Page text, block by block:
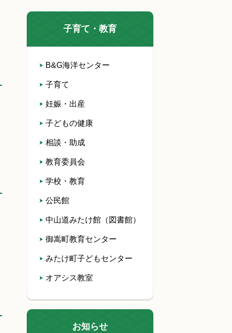
子育て・教育
B&G海洋センター
子育て
妊娠・出産
子どもの健康
相談・助成
教育委員会
学校・教育
公民館
中山道みたけ館（図書館）
御嵩町教育センター
みたけ町子どもセンター
オアシス教室
お知らせ